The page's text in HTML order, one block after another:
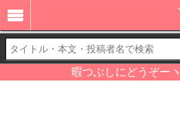
暇つぶしにどうぞー